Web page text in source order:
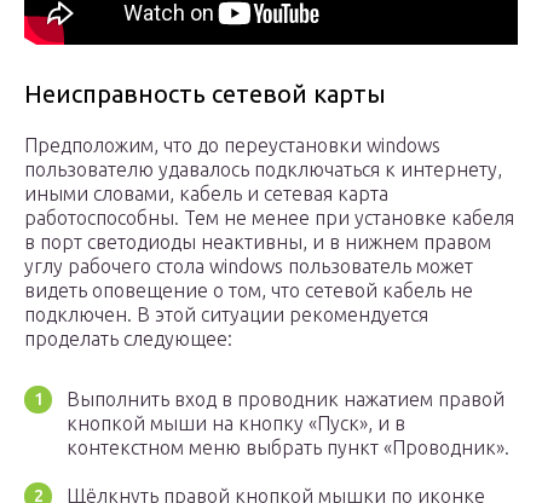
Неисправность сетевой карты
Предположим, что до переустановки windows
пользователю удавалось подключаться к интернету,
иными словами, кабель и сетевая карта
работоспособны. Тем не менее при установке кабеля
в порт светодиоды неактивны, и в нижнем правом
углу рабочего стола windows пользователь может
видеть оповещение о том, что сетевой кабель не
подключен. В этой ситуации рекомендуется
проделать следующее:
Выполнить вход в проводник нажатием правой
кнопкой мыши на кнопку «Пуск», и в
контекстном меню выбрать пункт «Проводник».
Щёлкнуть правой кнопкой мышки по иконке